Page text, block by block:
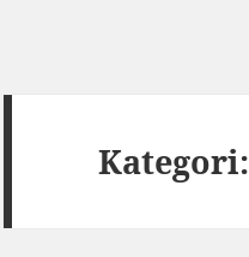
Kategori: